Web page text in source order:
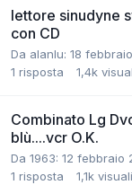
lettore sinudyne
con CD
Da alanlu: 18
1 risposta 1,4k
Combinato Lg
blù....vcr O.K.
Da 1963: 12 febbraio
1 risposta 1,1k